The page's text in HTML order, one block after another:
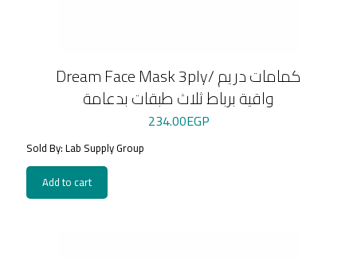
Dream Face Mask 3ply/ كمامات دريم
واقية برباط ثلاث طبقات بدعامة
234.00EGP
Sold By: Lab Supply Group
Add to cart